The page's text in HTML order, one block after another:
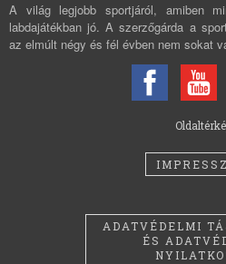
A világ legjobb sportjáról, amiben
labdajátékban jó. A szerzőgárda a
az elmúlt négy és fél évben nem sokat
ADATVÉDELMI
ÉS